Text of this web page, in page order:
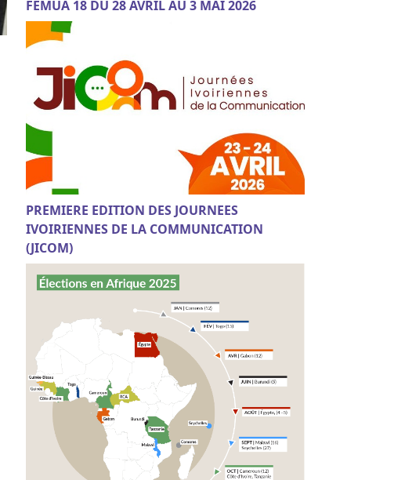
FEMUA 18 DU 28 AVRIL AU 3 MAI 2026
PREMIERE EDITION DES JOURNEES
IVOIRIENNES DE LA COMMUNICATION
(JICOM)